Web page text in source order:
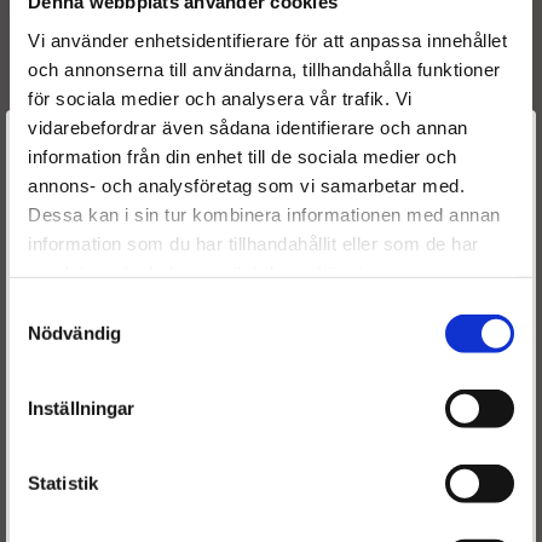
Vi använder enhetsidentifierare för att anpassa innehållet
och annonserna till användarna, tillhandahålla funktioner
för sociala medier och analysera vår trafik. Vi
vidarebefordrar även sådana identifierare och annan
information från din enhet till de sociala medier och
annons- och analysföretag som vi samarbetar med.
Dessa kan i sin tur kombinera informationen med annan
information som du har tillhandahållit eller som de har
Nödvändig
Inställningar
Statistik
93190346
166001387R
7485128252
7701474813
8200146357
8200549063
8200928978
R1590074
16 60 013 87
82 00 146 357
R1590074
Reference numbers
Välkommen till
Dieselspecialisten.se
För att förbättra din upplevelse på vår hemsida ber vi dig
välja vilken kategori du tillhör